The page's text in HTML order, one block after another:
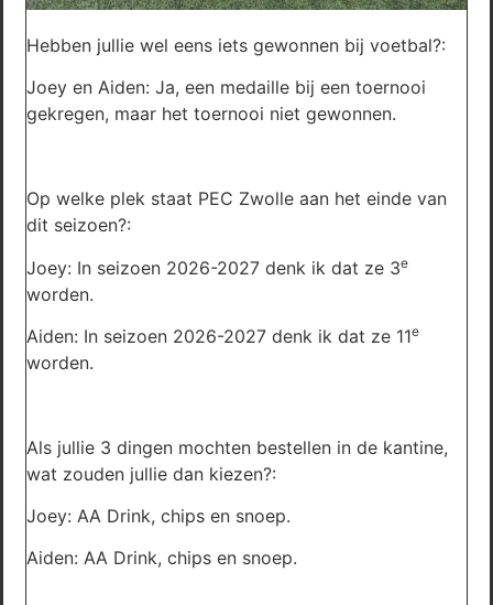
Hebben jullie wel eens iets gewonnen bij voetbal?:
Joey en Aiden: Ja, een medaille bij een toernooi
gekregen, maar het toernooi niet gewonnen.
Op welke plek staat PEC Zwolle aan het einde van
dit seizoen?:
Joey: In seizoen 2026-2027 denk ik dat ze 3e
worden.
Aiden: In seizoen 2026-2027 denk ik dat ze 11e
worden.
Als jullie 3 dingen mochten bestellen in de kantine,
wat zouden jullie dan kiezen?:
Joey: AA Drink, chips en snoep.
Aiden: AA Drink, chips en snoep.